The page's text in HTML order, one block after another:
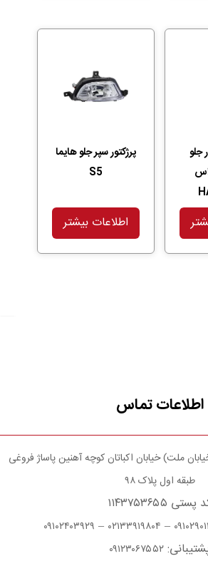
جلو
پرژکتور سپر جلو هایما
S5
اطلاعات بیشتر
اطلاعات تماس
ملت) خیابان اکباتان کوچه آهنین پاساژ فروغی
طبقه اول پلاک ۹۸
۱۱۴۳۷۵۳۶۵۵
– ۰۲۱۳۳۹۱۹۸۰۴ – ۰۹۱۰۲۴۰۳۹۲۹
۰۹۱۲۳۰۶۷۵۵۲